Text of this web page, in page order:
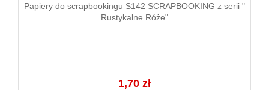
Papiery do scrapbookingu S142 SCRAPBOOKING z serii "
Rustykalne Róże"
1,70 zł